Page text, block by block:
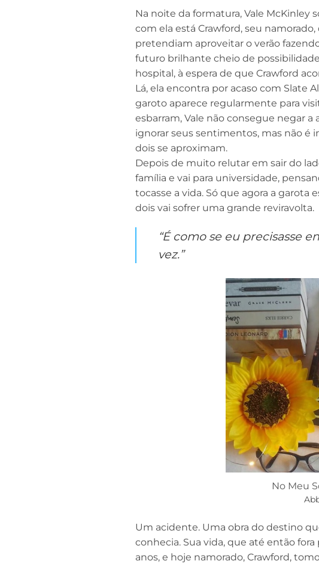
Na noite da formatura, Vale McKinley
com ela está Crawford, seu
pretendiam aproveitar o verão
futuro brilhante cheio de
hospital, à espera de que Crawford
Lá, ela encontra por acaso com Slate
garoto aparece regularmente para
esbarram, Vale não consegue negar
ignorar seus sentimentos, mas não é
dois se aproximam.
Depois de muito relutar em sair do
família e vai para universidade,
tocasse a vida. Só que agora a garota
dois vai sofrer uma grande reviravolta.
“É como se eu precisasse
vez.”
No Meu
Um acidente. Uma obra do destino
conhecia. Sua vida, que até então
anos, e hoje namorado, Crawford,